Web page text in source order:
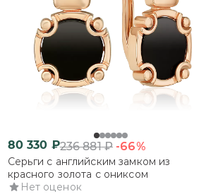
80 330 ₽236 881₽ -66%
Серьги с английским замком из
красного золота с ониксом
Нет оценок